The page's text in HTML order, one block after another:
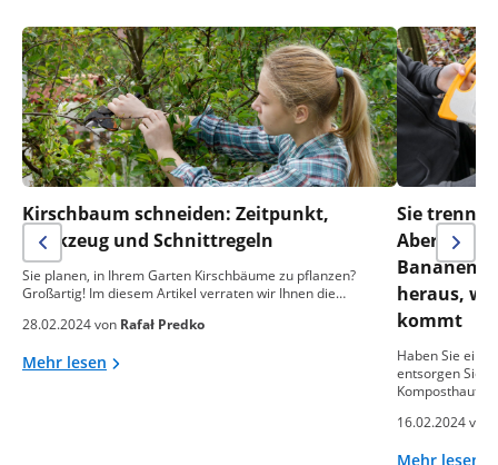
Kirschbaum schneiden: Zeitpunkt,
Werkzeug und Schnittregeln
Sie planen, in Ihrem Garten Kirschbäume zu pflanzen?
Großartig! Im diesem Artikel verraten wir Ihnen die…
28.02.2024 von Rafał Predko
Mehr lesen
Sie
Aber was
heraus,
kommt
Haben Sie
entsorgen Sie
16.02.2024 von
Mehr lesen